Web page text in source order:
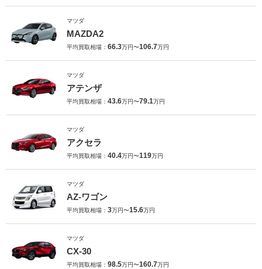
マツダ
MAZDA2
平均買取相場： 66.3万円〜106.7万円
マツダ
アテンザ
平均買取相場： 43.6万円〜79.1万円
マツダ
アクセラ
平均買取相場： 40.4万円〜119万円
マツダ
AZ-ワゴン
平均買取相場： 3万円〜15.6万円
マツダ
CX-30
平均買取相場： 98.5万円〜160.7万円